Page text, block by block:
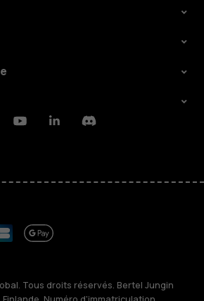
YoutubeLinkedinDiscord
Tous droits réservés. Bertel Jungin